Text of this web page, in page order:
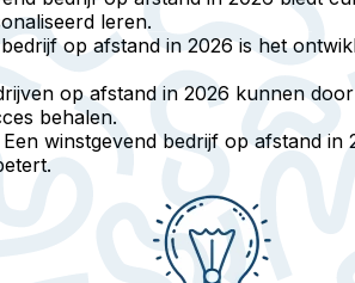
leren.
op afstand in 2026 is het
op afstand in 2026 kunnen
behalen.
Een winstgevend bedrijf op afstand